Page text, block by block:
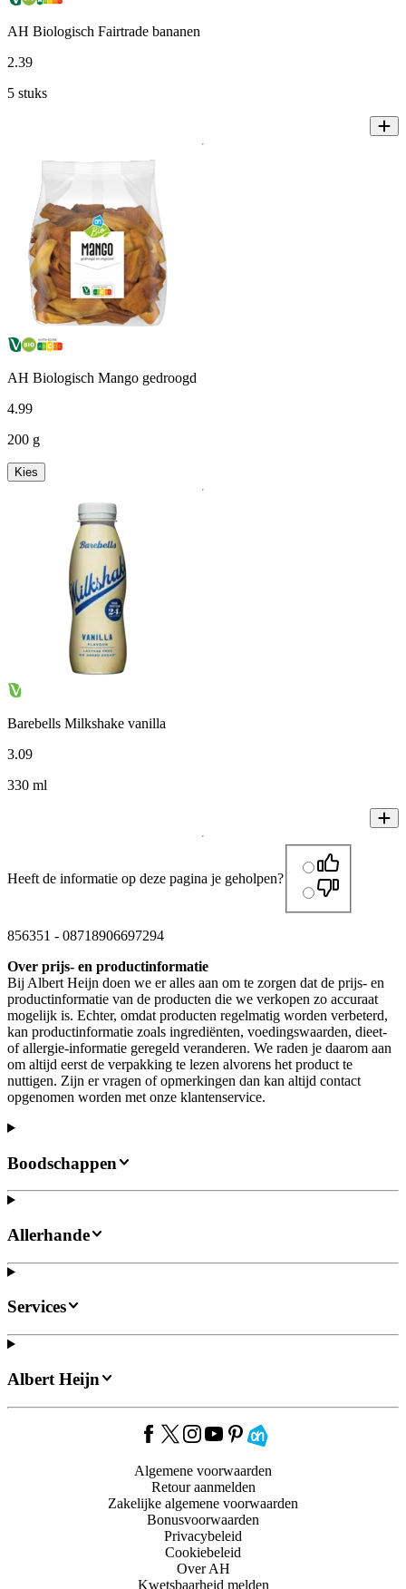
AH Biologisch Fairtrade bananen
2.39
5 stuks
AH Biologisch Mango gedroogd
4.99
200 g
Kies
Barebells Milkshake vanilla
3.09
330 ml
Heeft de informatie op deze pagina je geholpen?
856351 - 08718906697294
Over prijs- en productinformatie
Bij Albert Heijn doen we er alles aan om te zorgen dat de prijs- en
productinformatie van de producten die we verkopen zo accuraat
mogelijk is. Echter, omdat producten regelmatig worden verbeterd,
kan productinformatie zoals ingrediënten, voedingswaarden, dieet-
of allergie-informatie geregeld veranderen. We raden je daarom aan
om altijd eerst de verpakking te lezen alvorens het product te
nuttigen. Zijn er vragen of opmerkingen dan kan altijd contact
opgenomen worden met onze klantenservice.
Boodschappen
Allerhande
Services
Albert Heijn
Algemene voorwaarden
Retour aanmelden
Zakelijke algemene voorwaarden
Bonusvoorwaarden
Privacybeleid
Cookiebeleid
Over AH
Kwetsbaarheid melden